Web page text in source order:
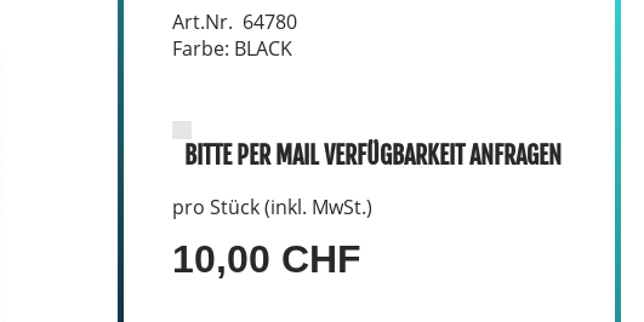
Art.Nr. 64780
Farbe: BLACK
BITTE PER MAIL VERFÜGBARKEIT ANFRAGEN
pro Stück (inkl. MwSt.)
10,00 CHF